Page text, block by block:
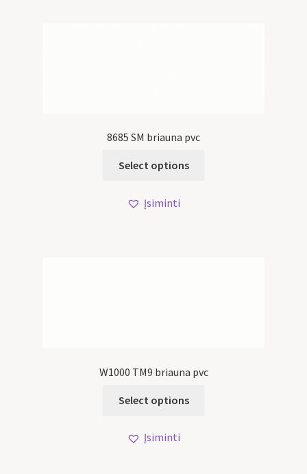
8685 SM briauna pvc
Select options
Įsiminti
W1000 TM9 briauna pvc
Select options
Įsiminti